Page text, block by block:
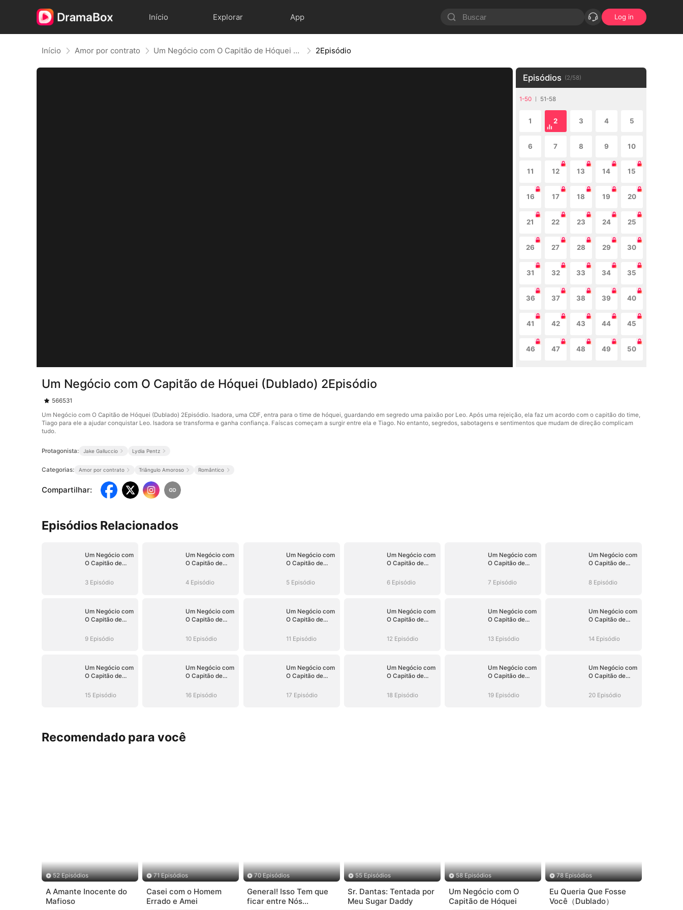
Início Explorar App Log in
Início Amor por contrato Um Negócio com O Capitão de Hóquei (Dublado) 2Episódio
Episódios (2/58)
1-50 51-58
1 2 3 4 5
6 7 8 9 10
11 12 13 14 15
16 17 18 19 20
21 22 23 24 25
26 27 28 29 30
31 32 33 34 35
36 37 38 39 40
41 42 43 44 45
46 47 48 49 50
Um Negócio com O Capitão de Hóquei (Dublado) 2Episódio
566531
Um Negócio com O Capitão de Hóquei (Dublado) 2Episódio. Isadora, uma CDF, entra para o time de hóquei, guardando em segredo uma paixão por Leo. Após uma rejeição, ela faz um acordo com o capitão do time,
Tiago para ele a ajudar conquistar Leo. Isadora se transforma e ganha confiança. Faíscas começam a surgir entre ela e Tiago. No entanto, segredos, sabotagens e sentimentos que mudam de direção complicam
tudo.
Protagonista: Jake Galluccio Lydia Pentz
Categorias: Amor por contrato Triângulo Amoroso Romântico
Compartilhar:
Episódios Relacionados
Um Negócio com
O Capitão de
3 Episódio
Um Negócio com
O Capitão de
4 Episódio
Um Negócio com
O Capitão de
5 Episódio
Um Negócio com
O Capitão de
6 Episódio
Um Negócio com
O Capitão de
7 Episódio
Um Negócio com
O Capitão de
8 Episódio
Um Negócio com
O Capitão de
9 Episódio
Um Negócio com
O Capitão de
10 Episódio
Um Negócio com
O Capitão de
11 Episódio
Um Negócio com
O Capitão de
12 Episódio
Um Negócio com
O Capitão de
13 Episódio
Um Negócio com
O Capitão de
14 Episódio
Um Negócio com
O Capitão de
15 Episódio
Um Negócio com
O Capitão de
16 Episódio
Um Negócio com
O Capitão de
17 Episódio
Um Negócio com
O Capitão de
18 Episódio
Um Negócio com
O Capitão de
19 Episódio
Um Negócio com
O Capitão de
20 Episódio
Recomendado para você
52 Episódios
A Amante Inocente do
Mafioso
71 Episódios
Casei com o Homem
Errado e Amei
70 Episódios
General! Isso Tem que
ficar entre Nós...
55 Episódios
Sr. Dantas: Tentada por
Meu Sugar Daddy
58 Episódios
Um Negócio com O
Capitão de Hóquei
78 Episódios
Eu Queria Que Fosse
Você（Dublado）